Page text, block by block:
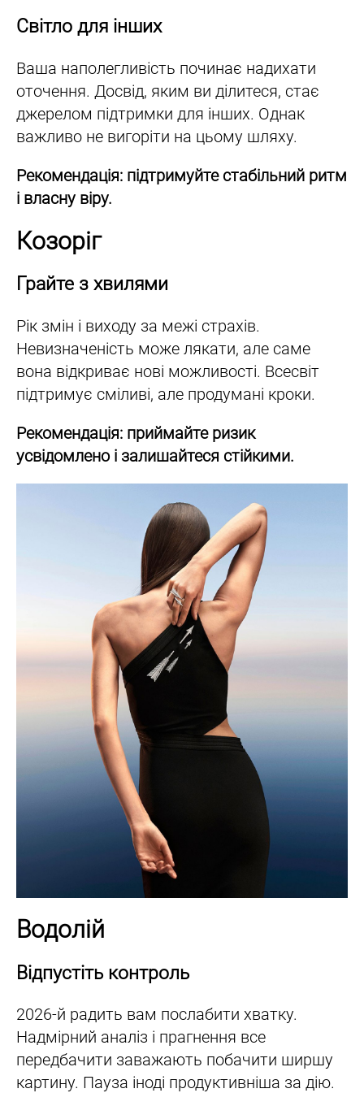
Світло для інших
Ваша наполегливість починає надихати
оточення. Досвід, яким ви ділитеся, стає
джерелом підтримки для інших. Однак
важливо не вигоріти на цьому шляху.
Рекомендація: підтримуйте стабільний ритм
і власну віру.
Козоріг
Грайте з хвилями
Рік змін і виходу за межі страхів.
Невизначеність може лякати, але саме
вона відкриває нові можливості. Всесвіт
підтримує сміливі, але продумані кроки.
Рекомендація: приймайте ризик
усвідомлено і залишайтеся стійкими.
Водолій
Відпустіть контроль
2026-й радить вам послабити хватку.
Надмірний аналіз і прагнення все
передбачити заважають побачити ширшу
картину. Пауза іноді продуктивніша за дію.